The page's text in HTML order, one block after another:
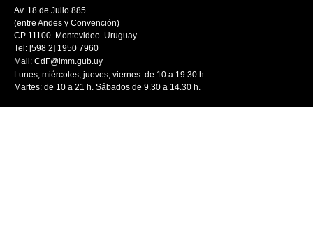
Av. 18 de Julio 885
(entre Andes y Convención)
CP 11100. Montevideo. Uruguay
Tel: [598 2] 1950 7960
Mail: CdF@imm.gub.uy
Lunes, miércoles, jueves, viernes: de 10 a 19.30 h.
Martes: de 10 a 21 h. Sábados de 9.30 a 14.30 h.